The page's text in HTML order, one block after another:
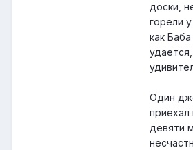
доски,
горели
как
Один
девяти